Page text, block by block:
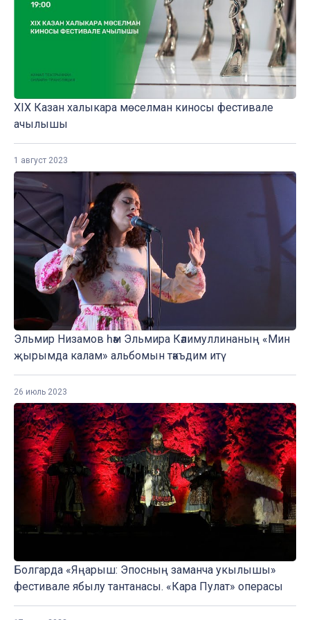
XIX Казан халыкара мөселман киносы фестивале
ачылышы
1 август 2023
Эльмир Низамов һәм Эльмира Кәлимуллинаның «Мин
җырымда калам» альбомын тәкъдим итү
26 июль 2023
Болгарда «Яңарыш: Эпосның заманча укылышы»
фестивале ябылу тантанасы. «Кара Пулат» операсы